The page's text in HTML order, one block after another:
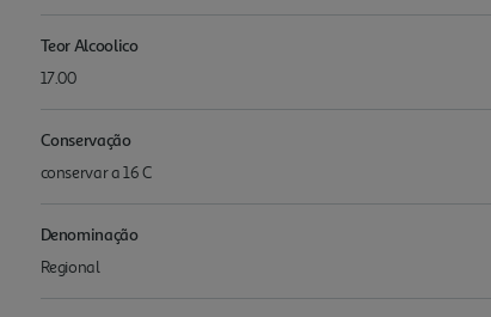
Teor Alcoolico
17.00
Conservação
conservar a 16 C
Denominação
Regional